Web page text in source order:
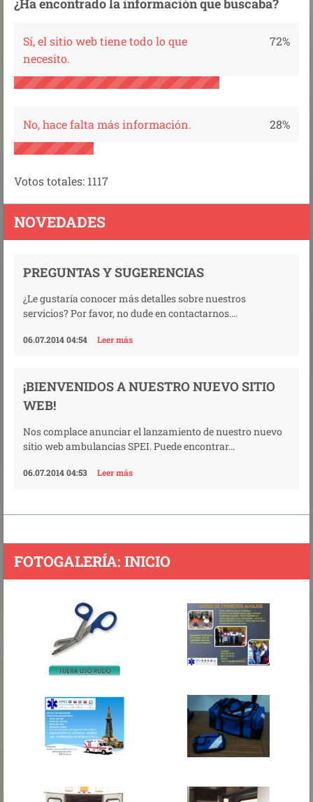
¿Ha encontrado la información que buscaba?
Sí, el sitio web tiene todo lo que
necesito.
72%
No, hace falta más información. 28%
Votos totales: 1117
NOVEDADES
PREGUNTAS Y SUGERENCIAS
¿Le gustaría conocer más detalles sobre nuestros
servicios? Por favor, no dude en contactarnos....
06.07.2014 04:54 Leer más
¡BIENVENIDOS A NUESTRO NUEVO SITIO
WEB!
Nos complace anunciar el lanzamiento de nuestro nuevo
sitio web ambulancias SPEI. Puede encontrar...
06.07.2014 04:53 Leer más
FOTOGALERÍA: INICIO